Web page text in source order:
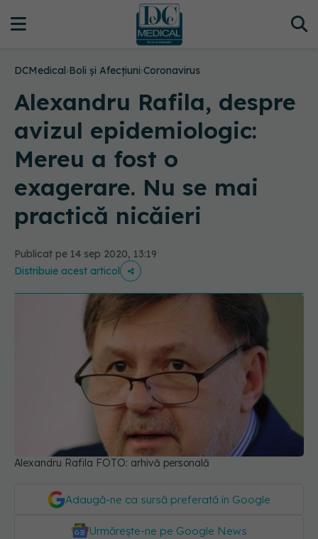
DCMedical›Boli și Afecțiuni›Coronavirus
Alexandru Rafila, despre
avizul epidemiologic:
Mereu a fost o
exagerare. Nu se mai
practică nicăieri
Publicat pe 14 sep 2020, 13:19
Distribuie acest articol
Alexandru Rafila FOTO: arhivă personală
Adaugă-ne ca sursă preferată în Google
Urmărește-ne pe Google News